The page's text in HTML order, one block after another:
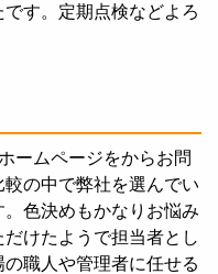
す。定期点検などよろ
ームページをからお問
の中で弊社を選んでい
色決めもかなりお悩み
けたようで担当者とし
職人や管理者に任せる